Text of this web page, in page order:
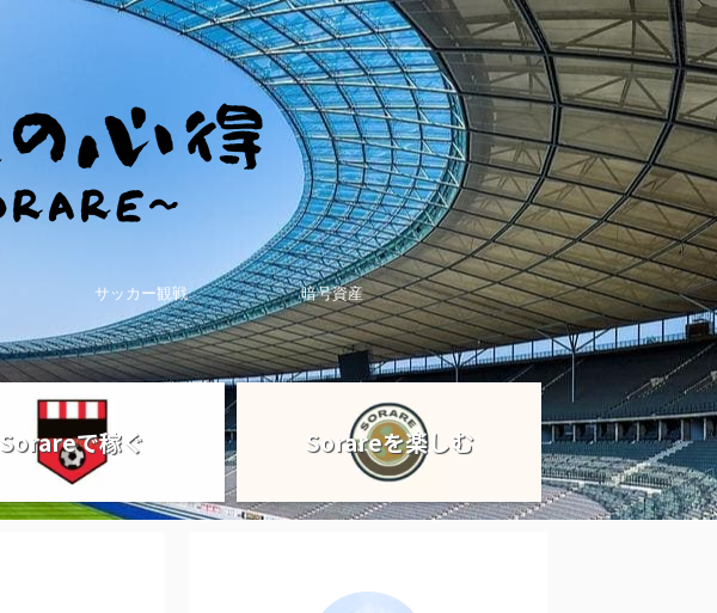
サッカー観戦 暗号資産
Sorareで稼ぐ Sorareを楽しむ